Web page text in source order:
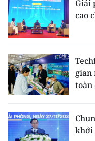
THẾ GIỚI
GIÁO DỤC
KHOA HỌC - CÔNG
Giải
cao
gian
toàn
khởi